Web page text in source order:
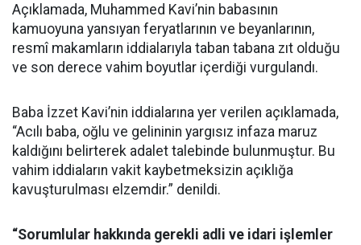
Açıklamada, Muhammed Kavi’nin babasının
kamuoyuna yansıyan feryatlarının ve beyanlarının,
resmî makamların iddialarıyla taban tabana zıt olduğu
ve son derece vahim boyutlar içerdiği vurgulandı.
Baba İzzet Kavi’nin iddialarına yer verilen açıklamada,
“Acılı baba, oğlu ve gelininin yargısız infaza maruz
kaldığını belirterek adalet talebinde bulunmuştur. Bu
vahim iddiaların vakit kaybetmeksizin açıklığa
kavuşturulması elzemdir.” denildi.
“Sorumlular hakkında gerekli adli ve idari işlemler